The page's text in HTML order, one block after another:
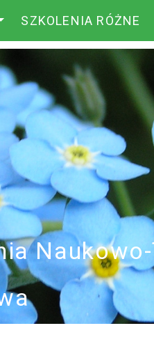
SZKOLENIA RÓŻNE